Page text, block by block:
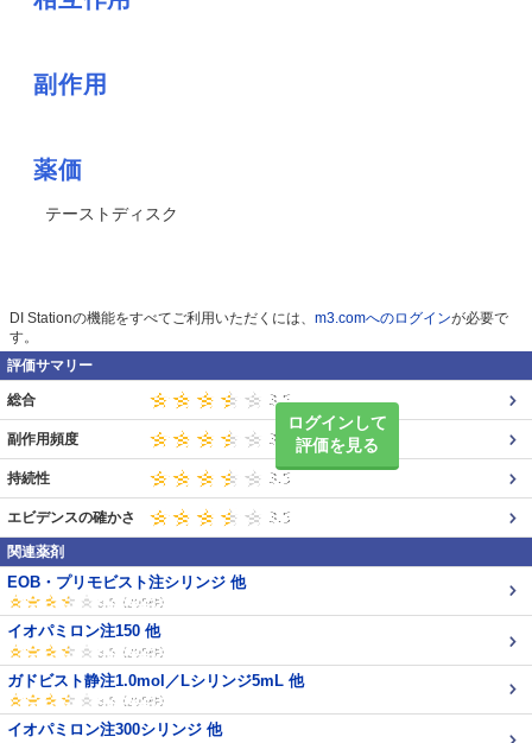
副作用
薬価
テーストディスク
DI Stationの機能をすべてご利用いただくには、 m3.comへのログインが必要で
す。
評価サマリー
ログインして
評価を見る
総合
副作用頻度
持続性
エビデンスの確かさ
関連薬剤
EOB・プリモビスト注シリンジ 他
イオパミロン注150 他
ガドビスト静注1.0mol／Lシリンジ5mL 他
イオパミロン注300シリンジ 他